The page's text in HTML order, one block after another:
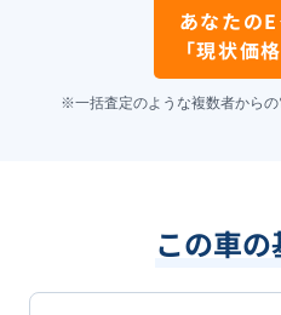
あなたの
「現状価
※一括査定のような複数者から
この車